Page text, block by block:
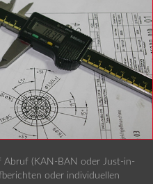
Abruf (KAN-BAN oder Just-in-
oder individuellen